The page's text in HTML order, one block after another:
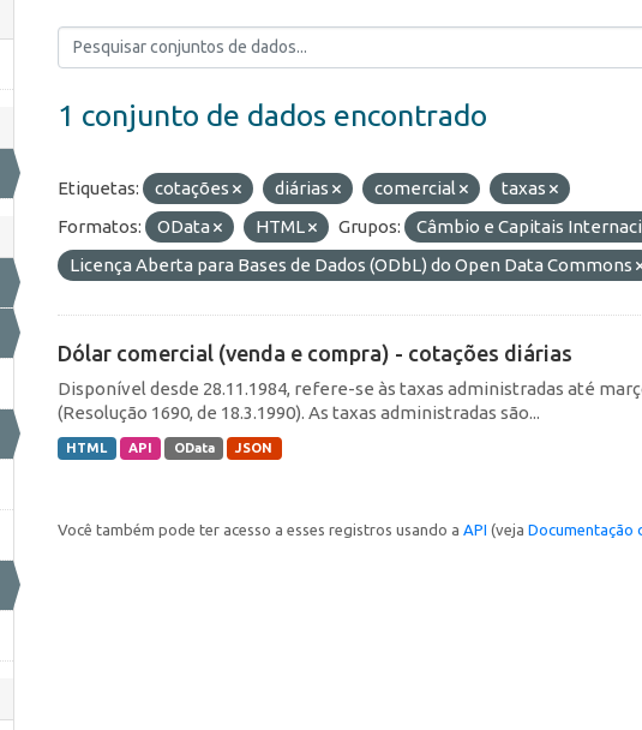
1 conjunto de dados encontrado
Etiquetas: cotações diárias comercial
taxas
Formatos:
OData HTML Grupos: Câmbio e Capitais
Licença Aberta para Bases de Dados (ODbL) do Open Data Commons
Dólar comercial (venda e compra) - cotações diárias
Disponível desde 28.11.1984, refere-se às taxas administradas até
(Resolução 1690, de 18.3.1990). As taxas administradas são...
HTML API OData JSON
Você também pode ter acesso a esses registros usando a API (veja Documentação